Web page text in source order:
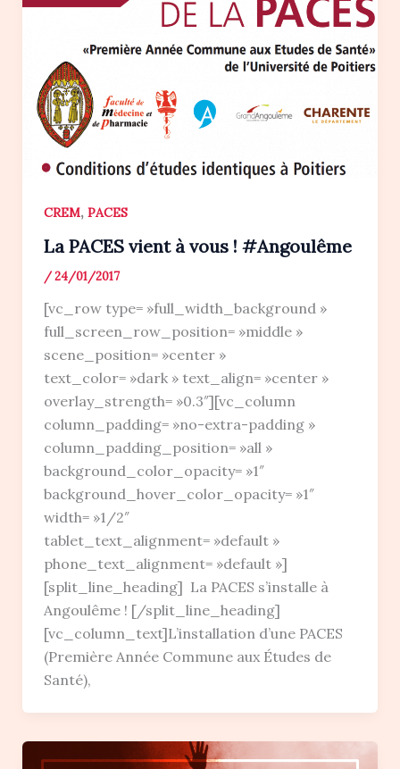
CREM, PACES
La PACES vient à vous ! #Angoulême
/24/01/2017
[vc_row type= »full_width_background »
full_screen_row_position= »middle »
scene_position= »center »
text_color= »dark » text_align= »center »
overlay_strength= »0.3″][vc_column
column_padding= »no-extra-padding »
column_padding_position= »all »
background_color_opacity= »1″
background_hover_color_opacity= »1″
width= »1/2″
tablet_text_alignment= »default »
phone_text_alignment= »default »]
[split_line_heading] La PACES s’installe à
Angoulême ! [/split_line_heading]
[vc_column_text]L’installation d’une PACES
(Première Année Commune aux Études de
Santé),